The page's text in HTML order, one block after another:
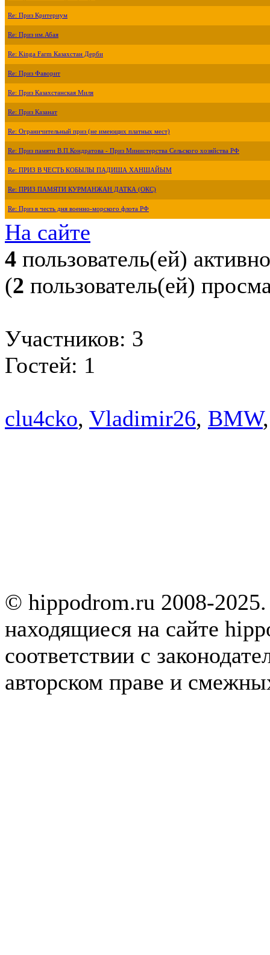
Re: Приз Критериум
Re: Приз им.Абая
Re: Kinga Farm Казахстан Дерби
Re: Приз Фаворит
Re: Приз Казахстанская Миля
Re: Приз Казанат
Re: Ограничительный приз (не имеющих платных мест)
Re: Приз памяти В.П.Кондратова - Приз Министерства Сельского хозяйства РФ
Re: ПРИЗ В ЧЕСТЬ КОБЫЛЫ ПАДИША ХАНШАЙЫМ
Re: ПРИЗ ПАМЯТИ КУРМАНЖАН ДАТКА (ОКС)
Re: Приз в честь дня военно-морского флота РФ
На сайте
4 пользователь(ей) активно
(2 пользователь(ей)
Участников: 3
Гостей: 1
clu4cko, Vladimir26, BMW
© hippodrom.ru 2008-
находящиеся на сайте
соответствии с
авторском праве и